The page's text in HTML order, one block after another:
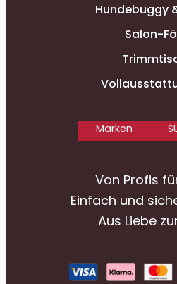
Hundebuggy
Salon-
Marken
Von Profis
Einfach und
Aus Liebe